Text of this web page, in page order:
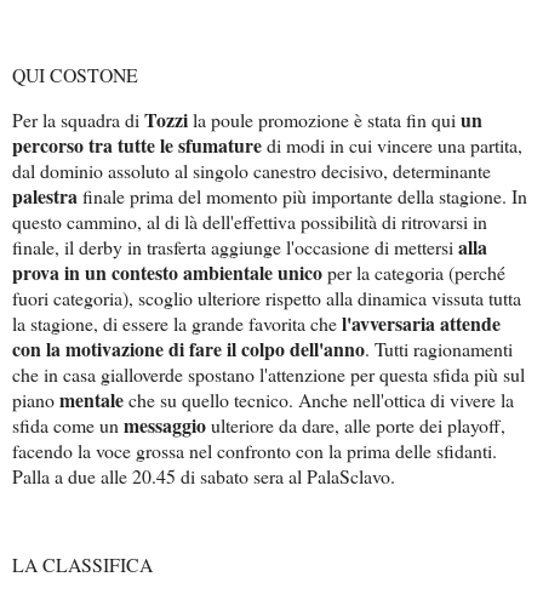
QUI COSTONE
Per la squadra di Tozzila poule promozione è stata fin qui un
percorso tra tutte le sfumaturedi modi in cui vincere una partita,
dal dominio assoluto al singolo canestro decisivo, determinante
palestrafinale prima del momento più importante della stagione. In
questo cammino, al di là dell'effettiva possibilità di ritrovarsi in
finale, il derby in trasferta aggiunge l'occasione di mettersi alla
prova in un contesto ambientale unicoper la categoria (perché
fuori categoria), scoglio ulteriore rispetto alla dinamica vissuta tutta
la stagione, di essere la grande favorita chel'avversaria attende
con la motivazione di fare il colpo dell'anno. Tutti ragionamenti
che in casa gialloverde spostano l'attenzione per questa sfida più sul
pianomentaleche su quello tecnico. Anche nell'ottica di vivere la
sfida come un messaggioulteriore da dare, alle porte dei playoff,
facendo la voce grossa nel confronto con la prima delle sfidanti.
Palla a due alle 20.45 di sabato sera al PalaSclavo.
LA CLASSIFICA